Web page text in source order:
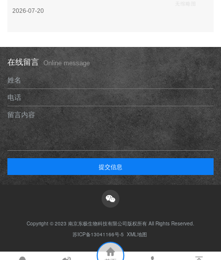
2026-07-20
在线留言 Online message
姓名
电话
留言内容
提交信息
Copyright © 2023 南京东极生物科技有限公司版权所有 All Rights Reserved.
苏ICP备13041166号-5 XML地图